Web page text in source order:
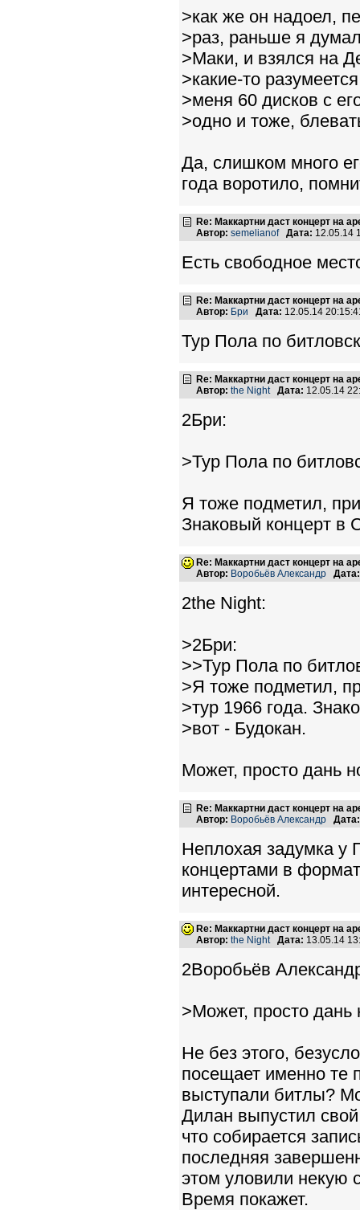
>как же он надоел,
>раз, раньше я
>Маки, и взялся на
>какие-то
>меня 60 дисков с
>одно и тоже,
Да, слишком много
года воротило,
Re: Маккартни даст концерт на
Автор: semelianof Дата: 12.05.14
Есть свободное
Re: Маккартни даст концерт на
Автор: Бри Дата: 12.05.14
Тур Пола по
Re: Маккартни даст концерт на
Автор: the Night Дата: 12.05.14
2Бри:
>Тур Пола по
Я тоже подметил,
Знаковый концерт в
Re: Маккартни даст концерт на
Автор: Воробьёв Александр Дата:
2the Night:
>2Бри:
>>Тур Пола по
>Я тоже подметил,
>тур 1966 года.
>вот - Будокан.
Может, просто дань
Re: Маккартни даст концерт на
Автор: Воробьёв Александр Дата:
Неплохая задумка у
концертами в
интересной.
Re: Маккартни даст концерт на
Автор: the Night Дата: 13.05.14
2Воробьёв
>Может, просто дань
Не без этого,
посещает именно те
выступали битлы?
Дилан выпустил
что собирается
последняя
этом уловили некую
Время покажет.